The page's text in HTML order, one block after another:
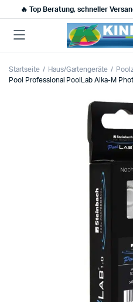
🔥 Top Beratung, schneller
Startseite Haus/Gartengeräte
Pool Professional PoolLab Alka-M